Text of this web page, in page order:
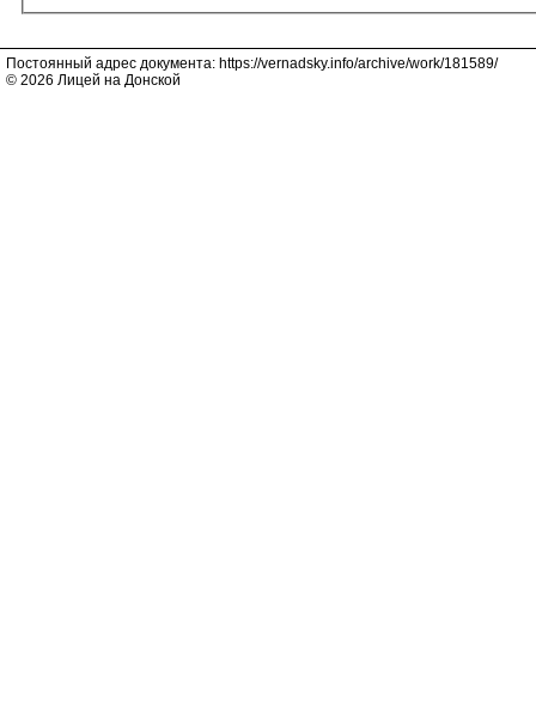
Постоянный адрес документа: https://vernadsky.info/archive/work/181589/
© 2026 Лицей на Донской